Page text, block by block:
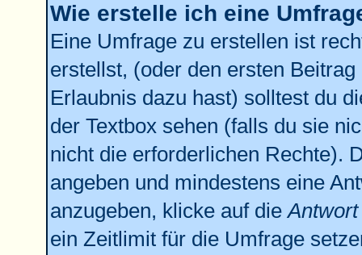
Wie erstelle ich eine
Eine Umfrage zu erstellen ist
erstellst, (oder den ersten
Erlaubnis dazu hast) solltest du
der Textbox sehen (falls du sie
nicht die erforderlichen Rechte).
angeben und mindestens eine
anzugeben, klicke auf die
ein Zeitlimit für die Umfrage